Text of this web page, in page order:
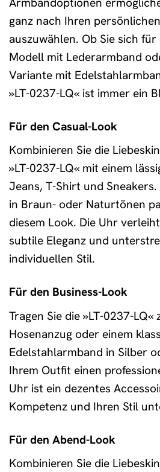
ganz nach Ihren
auszuwählen. Ob Sie sich für
Modell mit Lederarmband
Variante mit
»LT-0237-LQ« ist immer ein
Für den Casual-Look
Kombinieren Sie die
»LT-0237-LQ« mit einem
Jeans, T-Shirt und
in Braun- oder Naturtönen
diesem Look. Die Uhr
subtile Eleganz und
individuellen Stil.
Für den Business-Look
Tragen Sie die »LT-0237-
Hosenanzug oder einem
Edelstahlarmband in Silber
Ihrem Outfit einen
Uhr ist ein dezentes
Kompetenz und Ihren Stil
Für den Abend-Look
Kombinieren Sie die